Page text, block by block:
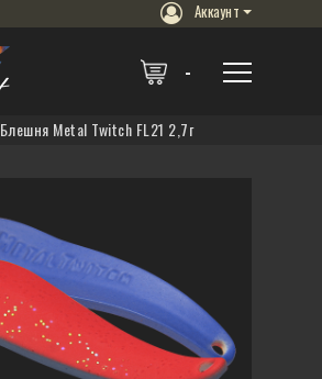
Аккаунт
Блешня Metal Twitch FL21 2,7г